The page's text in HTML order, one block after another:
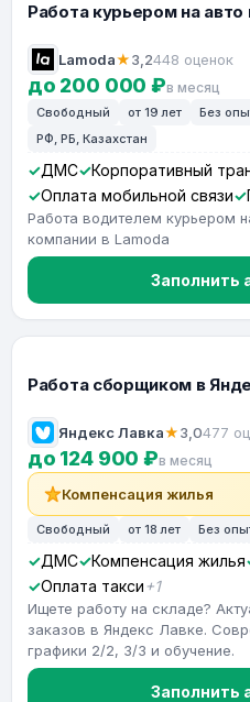
Работа курьером на авто
Lamoda★3,2448 оценок
до 200 000 ₽в месяц
Свободный от 19 лет Без
РФ, РБ, Казахстан
ДМС
Корпоративный
Оплата мобильной связи
Работа водителем курьером
компании в Lamoda
Заполнить
Работа сборщиком в
Яндекс Лавка★3,0477
до 124 900 ₽в месяц
Компенсация жилья
Свободный от 18 лет Без
ДМС Компенсация жилья
Оплата такси +1
Ищете работу на складе?
заказов в Яндекс Лавке.
графики 2/2, 3/3 и обучение.
Заполнить